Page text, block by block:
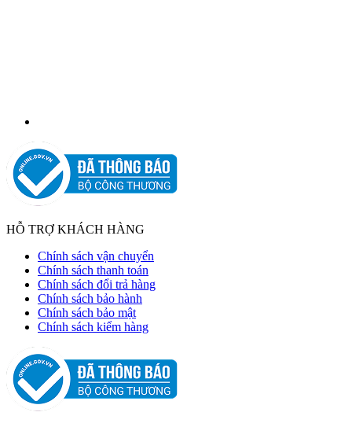
HỖ TRỢ KHÁCH HÀNG
Chính sách vận chuyển
Chính sách thanh toán
Chính sách đổi trả hàng
Chính sách bảo hành
Chính sách bảo mật
Chính sách kiểm hàng